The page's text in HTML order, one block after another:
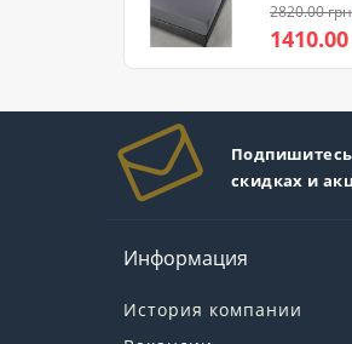
2820.00 грн
Подпишитесь
скидках и
Информация
История компании